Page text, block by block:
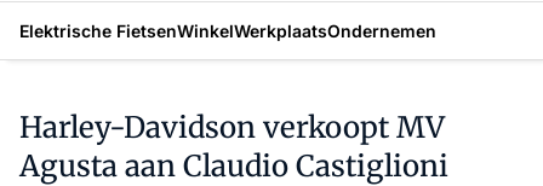
Elektrische FietsenWinkelWerkplaatsOndernemen
Harley-Davidson verkoopt MV
Agusta aan Claudio Castiglioni